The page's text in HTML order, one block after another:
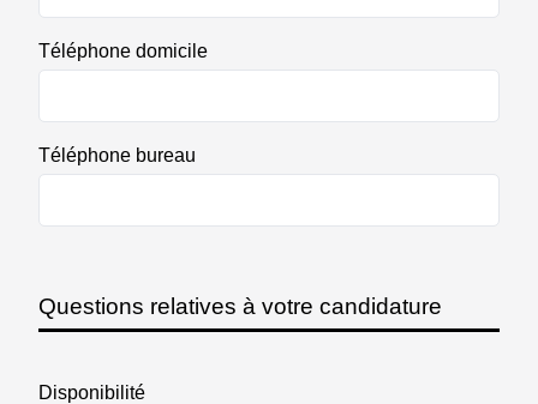
Téléphone domicile
Téléphone bureau
Questions relatives à votre candidature
Disponibilité